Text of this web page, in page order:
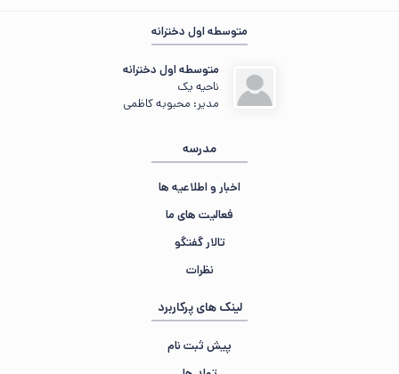
مهمان عزیز ، 🌙 شب‌تون بخیر
در حال جمع‌وجور کردن اطلاعات...
«سعدیا مرد نکونام نمیرد هرگز.»
متوسطه اول دخترانه
متوسطه اول دخترانه
ناحیه یک
مدیر: محبوبه کاظمی
مدرسه
اخبار و اطلاعیه ها
فعالیت های ما
تالار گفتگو
نظرات
لینک های پرکاربرد
پیش ثبت نام